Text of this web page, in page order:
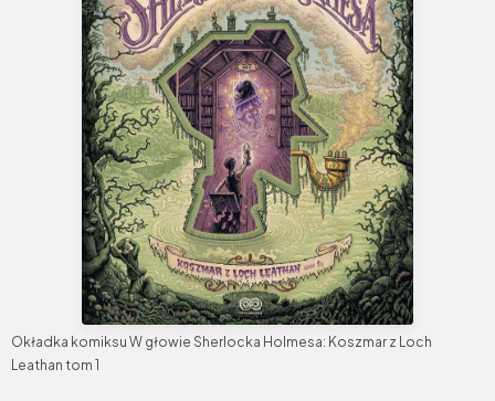
Okładka komiksu W głowie Sherlocka Holmesa: Koszmar z Loch
Leathan tom 1